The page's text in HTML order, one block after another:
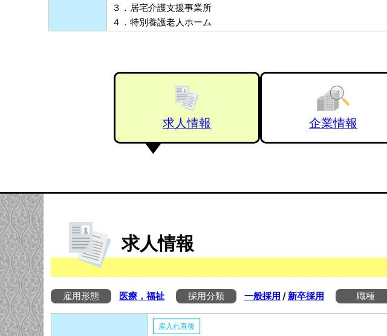
３．居宅介護支援事業所
４．特別養護老人ホーム
求人情報 企業情報
求人情報
雇用形態 医療，福祉 採用分類 一般採用 / 新卒採用 職種
雇入れ直後